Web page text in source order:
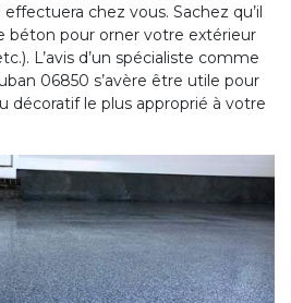
effectuera chez vous. Sachez qu’il
béton pour orner votre extérieur
L’avis d’un spécialiste comme
06850 s’avère être utile pour
décoratif le plus approprié à votre